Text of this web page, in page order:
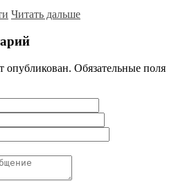
Читать дальше
опубликован. Обязательные поля